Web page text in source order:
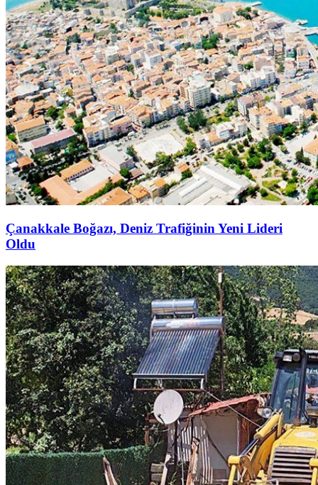
Çanakkale Boğazı, Deniz Trafiğinin Yeni Lideri
Oldu